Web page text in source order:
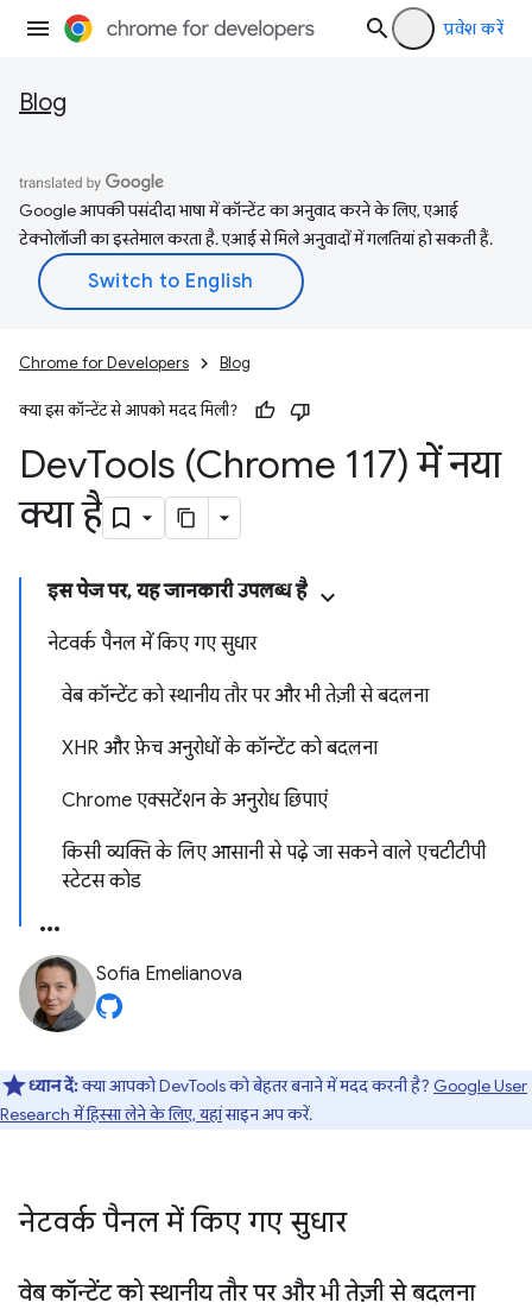
प्रवेश करें
Blog
Google आपकी पसंदीदा भाषा में कॉन्टेंट का अनुवाद करने के लिए, एआई
टेक्नोलॉजी का इस्तेमाल करता है. एआई से मिले अनुवादों में गलतियां हो सकती हैं.
Chrome for Developers Blog
क्या इस कॉन्टेंट से आपको मदद मिली?
DevTools (Chrome 117) में नया
क्या है
इस पेज पर, यह जानकारी उपलब्ध है
नेटवर्क पैनल में किए गए सुधार
वेब कॉन्टेंट को स्थानीय तौर पर और भी तेज़ी से बदलना
XHR और फ़ेच अनुरोधों के कॉन्टेंट को बदलना
Chrome एक्सटेंशन के अनुरोध छिपाएं
किसी व्यक्ति के लिए आसानी से पढ़े जा सकने वाले एचटीटीपी
स्टेटस कोड
Sofia Emelianova
ध्यान दें:क्या आपको DevTools को बेहतर बनाने में मदद करनी है? Google User
Research में हिस्सा लेने के लिए, यहांसाइन अप करें.
नेटवर्क पैनल में किए गए सुधार
वेब कॉन्टेंट को स्थानीय तौर पर और भी तेज़ी से बदलना